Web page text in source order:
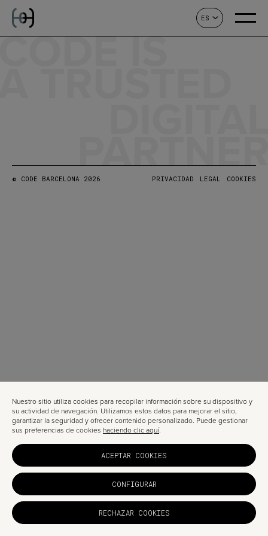
ES
Nuestro sitio utiliza cookies para recopilar información sobre su dispositivo y
su actividad de navegación. Utilizamos estos datos para mejorar el sitio,
garantizar la seguridad y ofrecer contenido personalizado. Puede gestionar
sus preferencias de cookies haciendo clic aquí.
ACEPTAR COOKIES
CONFIGURAR
RECHAZAR COOKIES
IS
© CODE BARCELONA 2026 PRIVACIDAD LEGAL COOKIES